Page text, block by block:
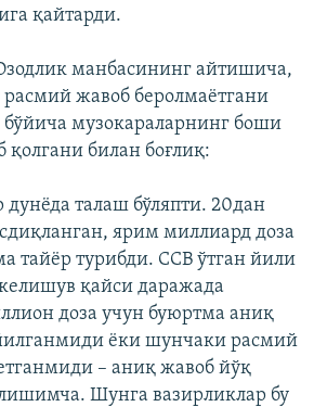
қайтарди.
манбасининг айтишича,
жавоб беролмаётгани
бўйича музокараларнинг боши
қолгани билан боғлиқ:
дунёда талаш бўляпти. 20дан
ярим миллиард доза
тайёр турибди. ССВ ўтган йили
қайси даражада
доза учун буюртма аниқ
ёки шунчаки расмий
– аниқ жавоб йўқ
Шунга вазирликлар бу